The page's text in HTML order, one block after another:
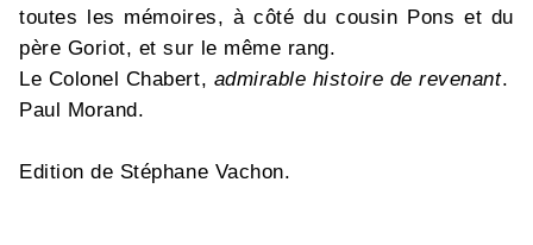
toutes les mémoires, à côté du cousin Pons et du
père Goriot, et sur le même rang.
Le Colonel Chabert, admirable histoire de revenant.
Paul Morand.
Edition de Stéphane Vachon.